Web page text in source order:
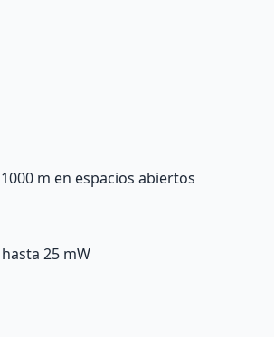
m en espacios abiertos
25 mW